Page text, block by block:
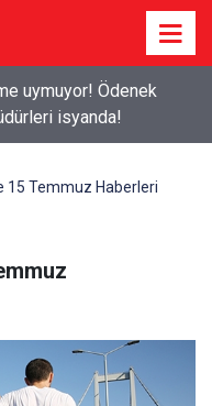
uymuyor! Ödenek
isyanda!
15 Temmuz Haberleri